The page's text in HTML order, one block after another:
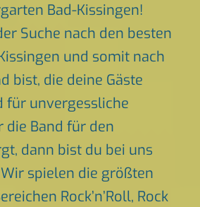
Bad-Kissingen!
Suche nach den besten
und somit nach
bist, die deine Gäste
für unvergessliche
Band für den
dann bist du bei uns
spielen die größten
Rock’n’Roll, Rock